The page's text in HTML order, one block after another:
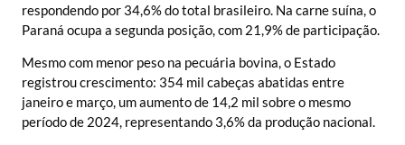
respondendo por 34,6% do total brasileiro. Na carne suína, o
Paraná ocupa a segunda posição, com 21,9% de participação.
Mesmo com menor peso na pecuária bovina, o Estado
registrou crescimento: 354 mil cabeças abatidas entre
janeiro e março, um aumento de 14,2 mil sobre o mesmo
período de 2024, representando 3,6% da produção nacional.